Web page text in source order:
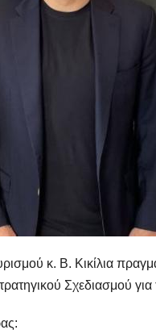
κ. Β. Κικίλια
Σχεδιασμού